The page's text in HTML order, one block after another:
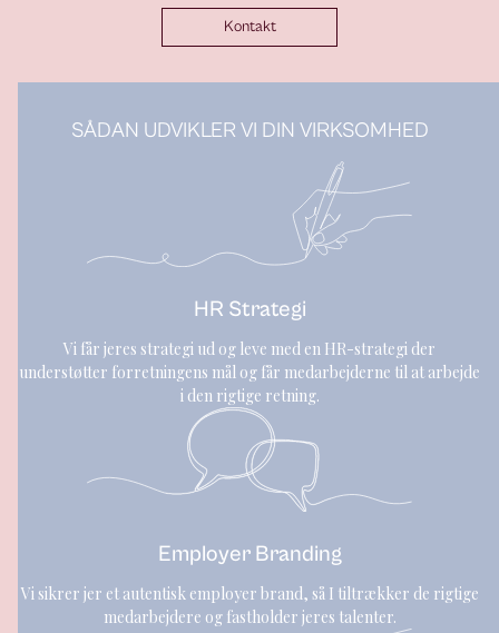
Kontakt
SÅDAN UDVIKLER VI DIN VIRKSOMHED
HR Strategi
Vi får jeres strategi ud og leve med en HR-strategi der
understøtter forretningens mål og får medarbejderne til at arbejde
i den rigtige retning.
Employer Branding
Vi sikrer jer et autentisk employer brand, så I tiltrækker de rigtige
medarbejdere og fastholder jeres talenter.